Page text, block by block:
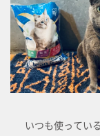
いつも使ってい